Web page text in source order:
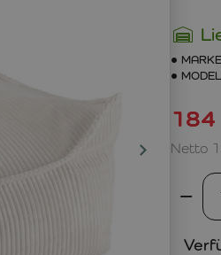
184
Netto